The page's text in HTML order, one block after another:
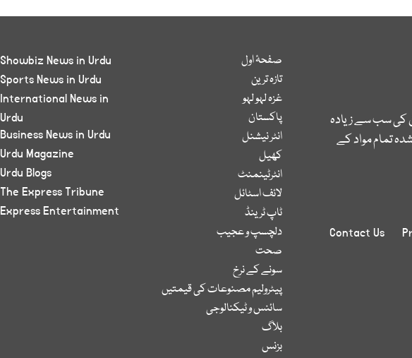
کی سب سے زیادہ
تمام مواد کے
Contact Us
صفحۂ اول
تازہ ترین
غزہ لہو لہو
پاکستان
انٹر نیشنل
کھیل
انٹرٹینمنٹ
لائف اسٹائل
ٹاپ ٹرینڈ
دلچسپ و عجیب
صحت
سونے کے نرخ
پیٹرولیم مصنوعات کی قیمتیں
سائنس و ٹیکنالوجی
بلاگ
بزنس
Showbiz News in Urdu
Sports News in Urdu
International News in
Urdu
Business News in Urdu
Urdu Magazine
Urdu Blogs
The Express Tribune
Express Entertainment